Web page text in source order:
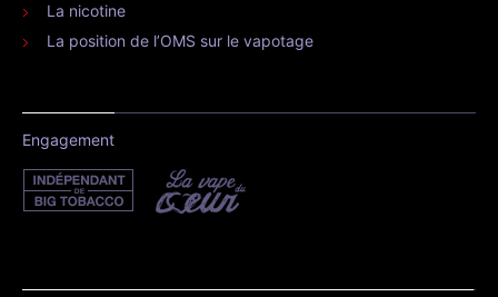
La nicotine
La position de l’OMS sur le vapotage
Engagement